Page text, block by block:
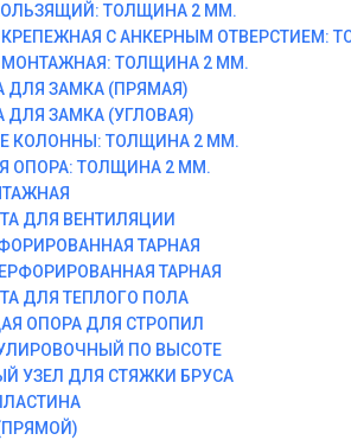
ТОЛЩИНА 2 ММ.
С АНКЕРНЫМ ОТВЕРСТИЕМ:
МОНТАЖНАЯ: ТОЛЩИНА 2 ММ.
ДЛЯ ЗАМКА (ПРЯМАЯ)
ЗАМКА (УГЛОВАЯ)
КОЛОННЫ: ТОЛЩИНА 2 ММ.
ОПОРА: ТОЛЩИНА 2 ММ.
ДЛЯ ВЕНТИЛЯЦИИ
ТАРНАЯ
ТАРНАЯ
ДЛЯ ТЕПЛОГО ПОЛА
ОПОРА ДЛЯ СТРОПИЛ
ПО ВЫСОТЕ
УЗЕЛ ДЛЯ СТЯЖКИ БРУСА